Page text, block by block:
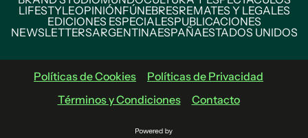
LIFESTYLEOPINIÓNFÚNEBRESREMATES Y LEGALES
EDICIONES ESPECIALESPUBLICACIONES
NEWSLETTERSARGENTINAESPAÑAESTADOS UNIDOS
Políticas de Cookies
Políticas de Privacidad
Términos y Condiciones
Contacto